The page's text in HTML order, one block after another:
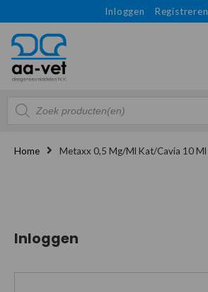
Inloggen Registreren
Producten
zoeken
Home Metaxx 0,5 Mg/ml Kat/Cavia 10 Ml
Inloggen